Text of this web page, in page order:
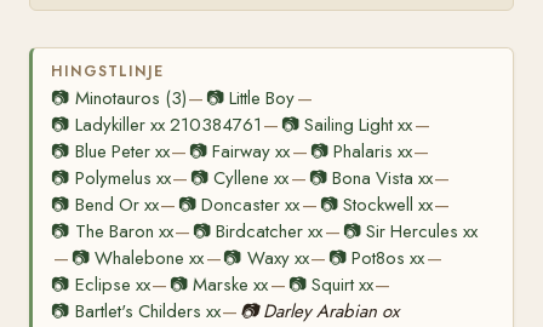
HINGSTLINJE
📷 Minotauros (3)— 📷Little Boy—
📷 Ladykiller xx 210384761 — 📷Sailing Light xx—
📷 Blue Peter xx— 📷Fairway xx— 📷 Phalaris xx—
📷 Polymelus xx— 📷Cyllene xx— 📷 Bona Vista xx—
📷 Bend Or xx— 📷Doncaster xx— 📷 Stockwell xx—
📷 The Baron xx— 📷Birdcatcher xx— 📷 Sir Hercules xx
— 📷Whalebone xx—📷 Waxy xx— 📷Pot8os xx—
📷 Eclipse xx— 📷Marske xx— 📷 Squirt xx—
📷 Bartlet's Childers xx— 📷 Darley Arabian ox